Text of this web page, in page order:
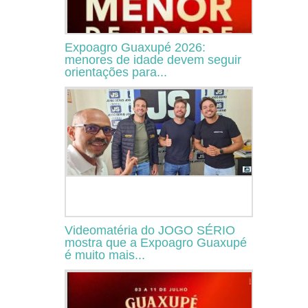
Expoagro Guaxupé 2026:
menores de idade devem seguir
orientações para...
Videomatéria do JOGO SÉRIO
mostra que a Expoagro Guaxupé
é muito mais...